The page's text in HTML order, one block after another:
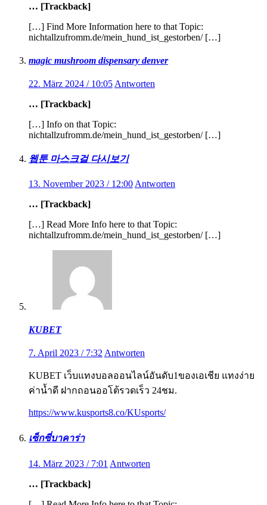
… [Trackback]
[…] Find More Information here to that Topic:
nichtallzufromm.de/mein_hund_ist_gestorben/ […]
magic mushroom dispensary denver
22. März 2024 / 10:05 Antworten
… [Trackback]
[…] Info on that Topic:
nichtallzufromm.de/mein_hund_ist_gestorben/ […]
웹툰 마스크걸 다시보기
13. November 2023 / 12:00 Antworten
… [Trackback]
[…] Read More Info here to that Topic:
nichtallzufromm.de/mein_hund_ist_gestorben/ […]
KUBET
7. April 2023 / 7:32 Antworten
KUBET เว็บแทงบอลออนไลน์อันดับ1ของเอเชีย แทงง่าย
ค่าน้ำดี ฝากถอนออโต้รวดเร็ว 24ชม.
https://www.kusports8.co/KUsports/
เซ็กซี่บาคาร่า
14. März 2023 / 7:01 Antworten
… [Trackback]